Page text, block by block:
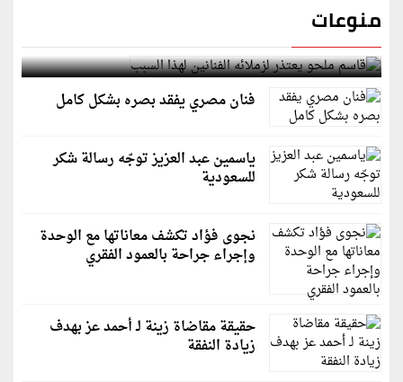
منوعات
قاسم ملحو يعتذر لزملائه الفنانين لهذا السبب
فنان مصري يفقد بصره بشكل كامل
ياسمين عبد العزيز توجّه رسالة شكر
للسعودية
نجوى فؤاد تكشف معاناتها مع الوحدة
وإجراء جراحة بالعمود الفقري
حقيقة مقاضاة زينة لـ أحمد عز بهدف
زيادة النفقة